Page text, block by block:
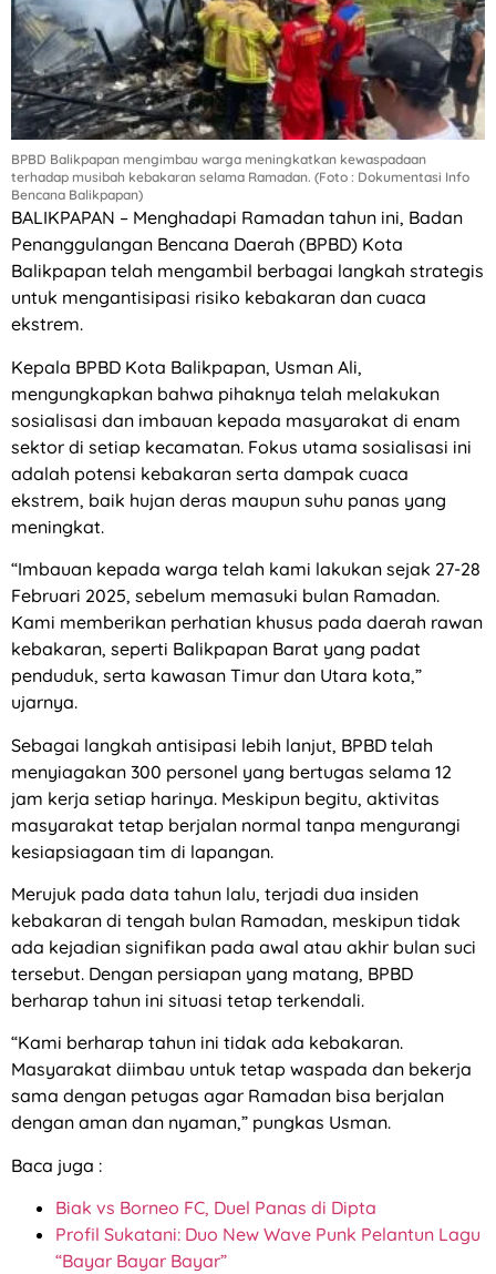
BPBD Balikpapan mengimbau warga meningkatkan kewaspadaan
terhadap musibah kebakaran selama Ramadan. (Foto : Dokumentasi Info
Bencana Balikpapan)
BALIKPAPAN – Menghadapi Ramadan tahun ini, Badan
Penanggulangan Bencana Daerah (BPBD) Kota
Balikpapan telah mengambil berbagai langkah strategis
untuk mengantisipasi risiko kebakaran dan cuaca
ekstrem.
Kepala BPBD Kota Balikpapan, Usman Ali,
mengungkapkan bahwa pihaknya telah melakukan
sosialisasi dan imbauan kepada masyarakat di enam
sektor di setiap kecamatan. Fokus utama sosialisasi ini
adalah potensi kebakaran serta dampak cuaca
ekstrem, baik hujan deras maupun suhu panas yang
meningkat.
“Imbauan kepada warga telah kami lakukan sejak 27-28
Februari 2025, sebelum memasuki bulan Ramadan.
Kami memberikan perhatian khusus pada daerah rawan
kebakaran, seperti Balikpapan Barat yang padat
penduduk, serta kawasan Timur dan Utara kota,”
ujarnya.
Sebagai langkah antisipasi lebih lanjut, BPBD telah
menyiagakan 300 personel yang bertugas selama 12
jam kerja setiap harinya. Meskipun begitu, aktivitas
masyarakat tetap berjalan normal tanpa mengurangi
kesiapsiagaan tim di lapangan.
Merujuk pada data tahun lalu, terjadi dua insiden
kebakaran di tengah bulan Ramadan, meskipun tidak
ada kejadian signifikan pada awal atau akhir bulan suci
tersebut. Dengan persiapan yang matang, BPBD
berharap tahun ini situasi tetap terkendali.
“Kami berharap tahun ini tidak ada kebakaran.
Masyarakat diimbau untuk tetap waspada dan bekerja
sama dengan petugas agar Ramadan bisa berjalan
dengan aman dan nyaman,” pungkas Usman.
Baca juga :
Biak vs Borneo FC, Duel Panas di Dipta
Profil Sukatani: Duo New Wave Punk Pelantun Lagu
“Bayar Bayar Bayar”